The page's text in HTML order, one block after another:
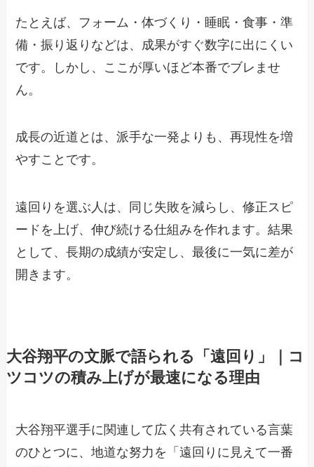
たとえば、フォーム・体づくり・睡眠・食事・準
備・振り返りなどは、成果がすぐ数字に出にくい
です。しかし、ここが厚いほど本番でブレませ
ん。
成長の近道とは、派手な一発よりも、再現性を増
やすことです。
遠回りを選ぶ人は、同じ失敗を減らし、修正スピ
ードを上げ、伸び続ける仕組みを作れます。結果
として、長期の成績が安定し、最後に一気に差が
開きます。
大谷翔平の文脈で語られる「遠回り」｜コ
ツコツの積み上げが最速になる理由
大谷翔平選手に関連して広く共有されている言葉
のひとつに、地道な努力を「遠回りに見えて一番